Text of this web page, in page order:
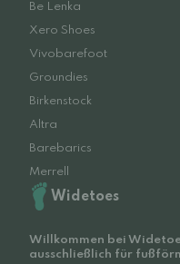
Be Lenka
Xero Shoes
Vivobarefoot
Groundies
Birkenstock
Altra
Barebarics
Merrell
Widetoes
Willkommen bei
ausschließlich für